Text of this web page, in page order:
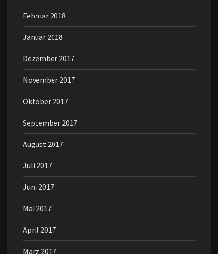
Februar 2018
Januar 2018
Dezember 2017
November 2017
Oktober 2017
September 2017
August 2017
Juli 2017
Juni 2017
Mai 2017
April 2017
März 2017